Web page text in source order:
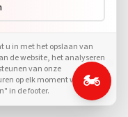
u in met het opslaan van
de website, het analyseren
van onze
op elk moment wijzigen
in de footer.
🏍️